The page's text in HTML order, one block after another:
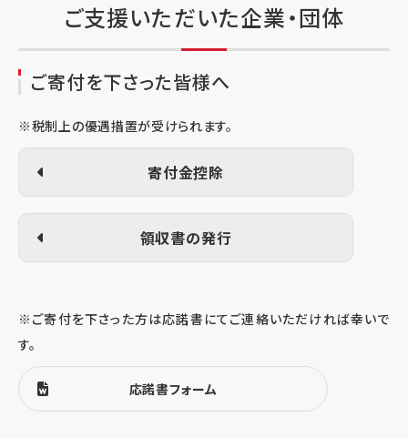
ご支援いただいた企業・団体
ご寄付を下さった皆様へ
※税制上の優遇措置が受けられます。
寄付金控除
領収書の発行
※ご寄付を下さった方は応諾書にてご連絡いただければ幸いで
す。
応諾書フォーム